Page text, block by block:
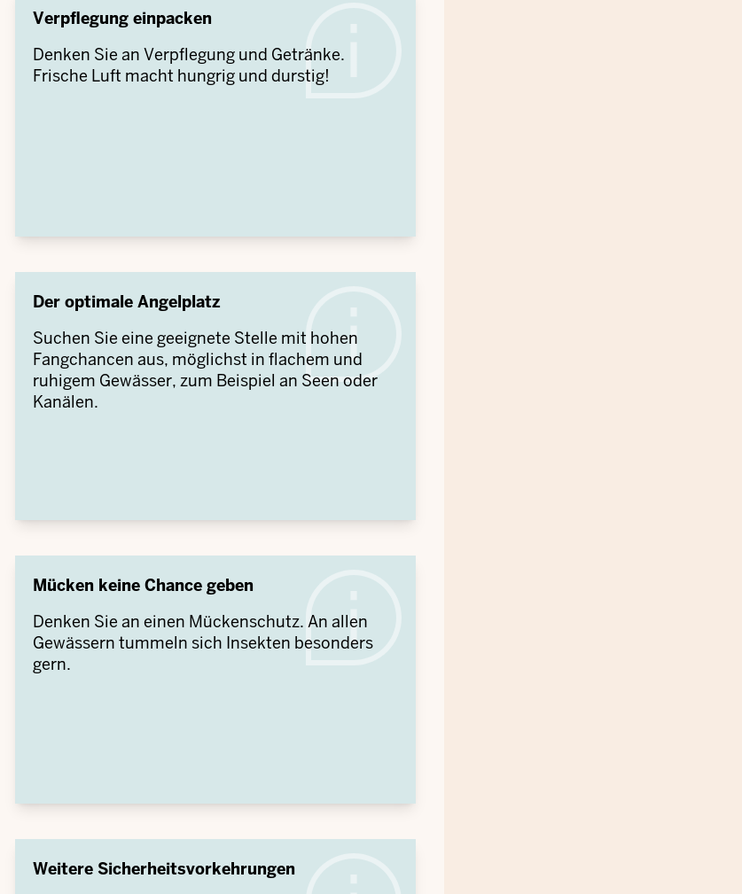
Verpflegung einpacken
Denken Sie an Verpflegung und Getränke.
Frische Luft macht hungrig und durstig!
Der optimale Angelplatz
Suchen Sie eine geeignete Stelle mit hohen
Fangchancen aus, möglichst in flachem und
ruhigem Gewässer, zum Beispiel an Seen oder
Kanälen.
Mücken keine Chance geben
Denken Sie an einen Mückenschutz. An allen
Gewässern tummeln sich Insekten besonders
gern.
Weitere Sicherheitsvorkehrungen